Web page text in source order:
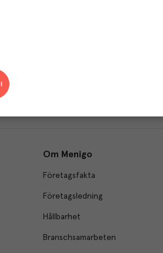
Om Menigo
Företagsfakta
Företagsledning
Hållbarhet
Branschsamarbeten